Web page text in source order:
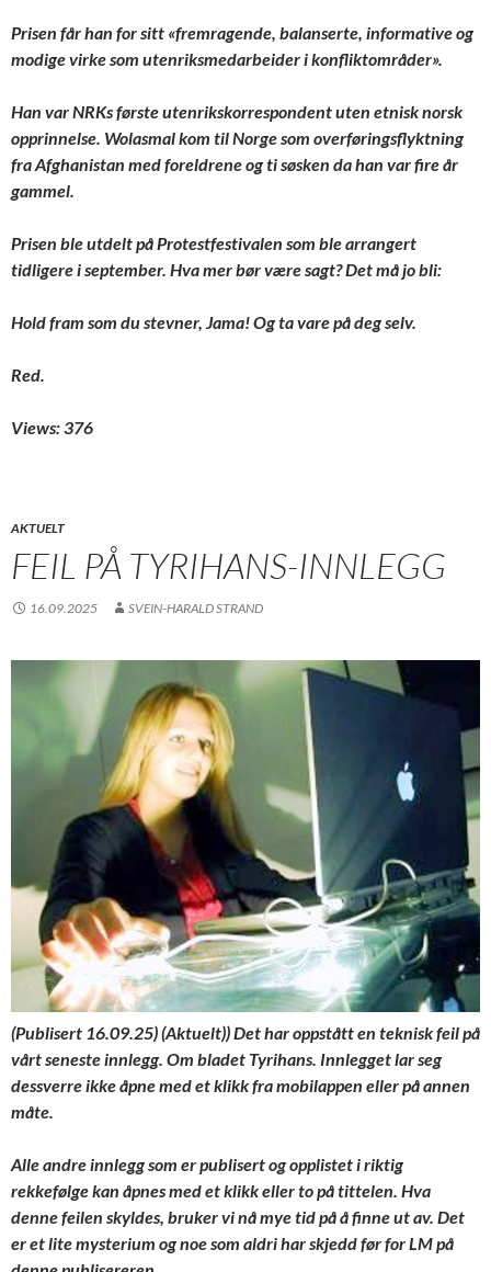
Prisen får han for sitt «fremragende, balanserte, informative og
modige virke som utenriksmedarbeider i konfliktområder».
Han var NRKs første utenrikskorrespondent uten etnisk norsk
opprinnelse. Wolasmal kom til Norge som overføringsflyktning
fra Afghanistan med foreldrene og ti søsken da han var fire år
gammel.
Prisen ble utdelt på Protestfestivalen som ble arrangert
tidligere i september. Hva mer bør være sagt? Det må jo bli:
Hold fram som du stevner, Jama! Og ta vare på deg selv.
Red.
Views: 376
AKTUELT
FEIL PÅ TYRIHANS-INNLEGG
16.09.2025 SVEIN-HARALD STRAND
(Publisert 16.09.25) (Aktuelt))Det har oppstått en teknisk feil på
vårt seneste innlegg. Om bladet Tyrihans. Innlegget lar seg
dessverre ikke åpne med et klikk fra mobilappen eller på annen
måte.
Alle andre innlegg som er publisert og opplistet i riktig
rekkefølge kan åpnes med et klikk eller to på tittelen. Hva
denne feilen skyldes, bruker vi nå mye tid på å finne ut av. Det
er et lite mysterium og noe som aldri har skjedd før for LM på